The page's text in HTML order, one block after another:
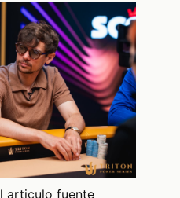
articulo fuente